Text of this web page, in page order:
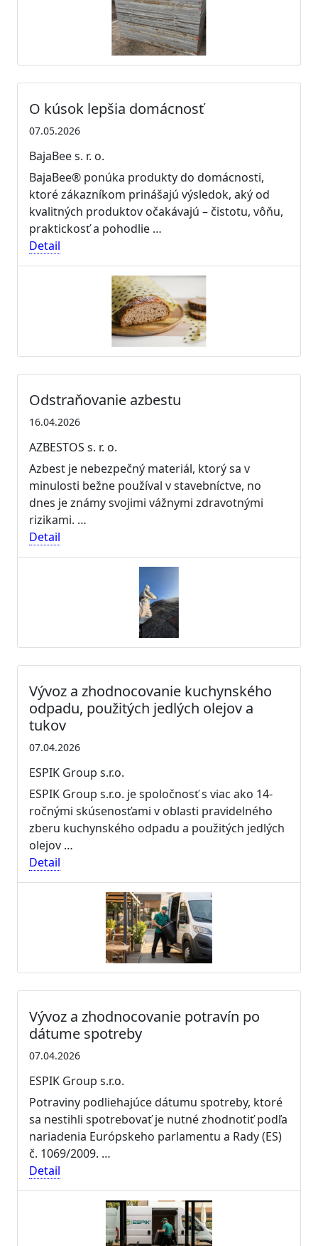
O kúsok lepšia domácnosť
07.05.2026
BajaBee s. r. o.
BajaBee® ponúka produkty do domácnosti,
ktoré zákazníkom prinášajú výsledok, aký od
kvalitných produktov očakávajú – čistotu, vôňu,
praktickosť a pohodlie …
Detail
Odstraňovanie azbestu
16.04.2026
AZBESTOS s. r. o.
Azbest je nebezpečný materiál, ktorý sa v
minulosti bežne používal v stavebníctve, no
dnes je známy svojimi vážnymi zdravotnými
rizikami. …
Detail
Vývoz a zhodnocovanie kuchynského
odpadu, použitých jedlých olejov a
tukov
07.04.2026
ESPIK Group s.r.o.
ESPIK Group s.r.o. je spoločnosť s viac ako 14-
ročnými skúsenosťami v oblasti pravidelného
zberu kuchynského odpadu a použitých jedlých
olejov …
Detail
Vývoz a zhodnocovanie potravín po
dátume spotreby
07.04.2026
ESPIK Group s.r.o.
Potraviny podliehajúce dátumu spotreby, ktoré
sa nestihli spotrebovať je nutné zhodnotiť podľa
nariadenia Európskeho parlamentu a Rady (ES)
č. 1069/2009. …
Detail